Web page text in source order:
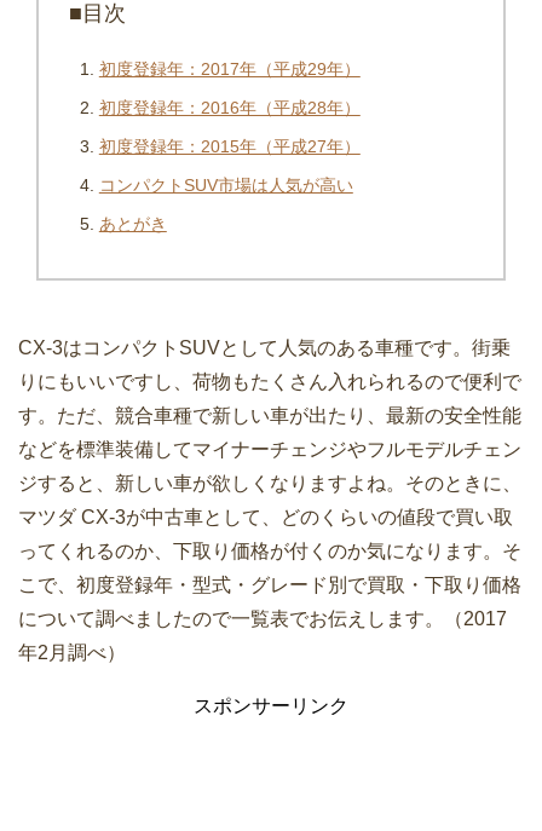
■目次
初度登録年：2017年（平成29年）
初度登録年：2016年（平成28年）
初度登録年：2015年（平成27年）
コンパクトSUV市場は人気が高い
あとがき
CX-3はコンパクトSUVとして人気のある車種です。街乗
りにもいいですし、荷物もたくさん入れられるので便利で
す。ただ、競合車種で新しい車が出たり、最新の安全性能
などを標準装備してマイナーチェンジやフルモデルチェン
ジすると、新しい車が欲しくなりますよね。そのときに、
マツダ CX-3が中古車として、どのくらいの値段で買い取
ってくれるのか、下取り価格が付くのか気になります。そ
こで、初度登録年・型式・グレード別で買取・下取り価格
について調べましたので一覧表でお伝えします。（2017
年2月調べ）
スポンサーリンク